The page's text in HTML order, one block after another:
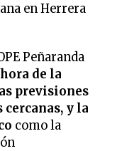
en Herrera
Peñaranda
de la
previsiones
y la
como la